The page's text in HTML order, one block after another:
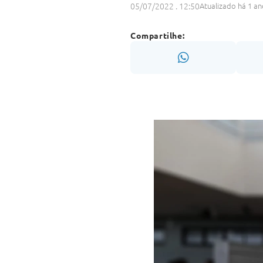
05/07/2022 . 12:50Atualizado há 1
Compartilhe: